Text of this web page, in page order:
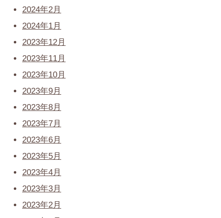
2024年2月
2024年1月
2023年12月
2023年11月
2023年10月
2023年9月
2023年8月
2023年7月
2023年6月
2023年5月
2023年4月
2023年3月
2023年2月